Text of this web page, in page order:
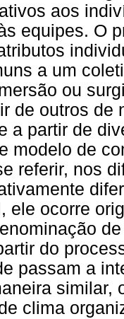
aos
equipes. O
a um
ou
de outros de
a partir de
modelo de
referir, nos
ele ocorre
do
passam a
similar,
clima